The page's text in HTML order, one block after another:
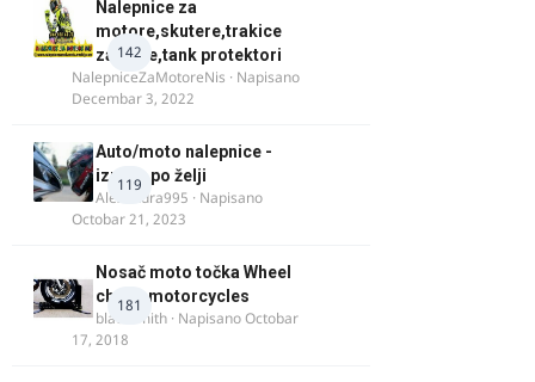
142
Nalepnice za
motore,skutere,trakice
za felne,tank protektori
NalepniceZaMotoreNis · Napisano
Decembar 3, 2022
119
Auto/moto nalepnice -
izrada po želji
Alexandra995 · Napisano
Octobar 21, 2023
181
Nosač moto točka Wheel
chock motorcycles
blacksmith · NapisanoOctobar
17, 2018